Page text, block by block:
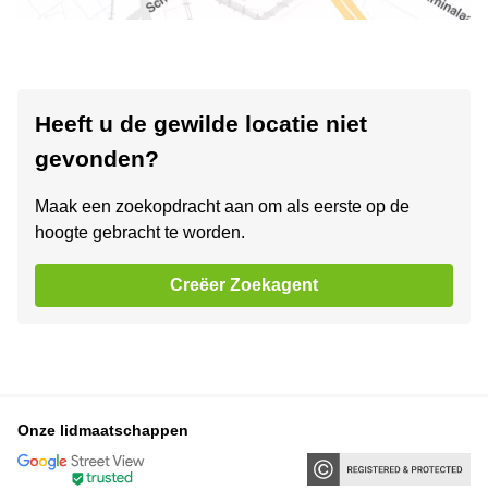
Heeft u de gewilde locatie niet
gevonden?
Maak een zoekopdracht aan om als eerste op de
hoogte gebracht te worden.
Creëer Zoekagent
Onze lidmaatschappen